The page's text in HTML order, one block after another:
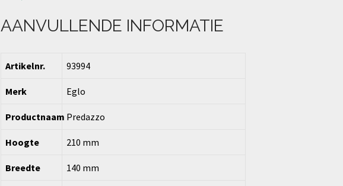
AANVULLENDE INFORMATIE
Artikelnr. 93994
Merk Eglo
Productnaam Predazzo
Hoogte 210 mm
Breedte 140 mm